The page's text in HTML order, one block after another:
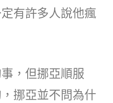
有許多人說他瘋
，但挪亞順服
挪亞並不問為什